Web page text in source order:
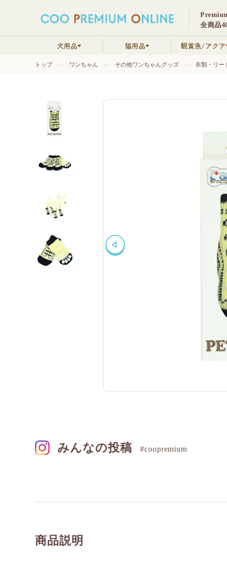
全商品
犬用品 猫用品 観賞魚/アクア
トップ ワンちゃん その他ワンちゃんグッズ 衣類・リー
みんなの投稿 #coopremium
商品説明